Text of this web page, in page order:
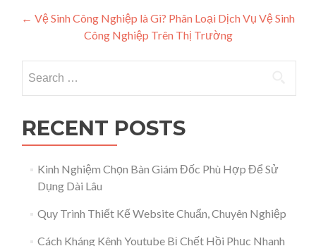
Post navigation
← Vệ Sinh Công Nghiệp là Gì? Phân Loại Dịch Vụ Vệ Sinh
Công Nghiệp Trên Thị Trường
RECENT POSTS
Kinh Nghiệm Chọn Bàn Giám Đốc Phù Hợp Để Sử
Dụng Dài Lâu
Quy Trình Thiết Kế Website Chuẩn, Chuyên Nghiệp
Cách Kháng Kênh Youtube Bị Chết Hồi Phục Nhanh